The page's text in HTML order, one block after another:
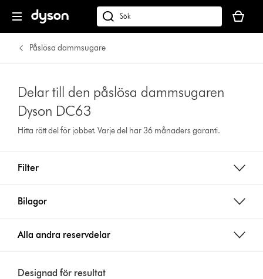
Sök
på
dyson.se
är
tom
Påslösa dammsugare
Delar till den påslösa dammsugaren
Dyson DC63
Hitta rätt del för jobbet. Varje del har 36 månaders garanti.
Filter
Bilagor
Alla andra reservdelar
Designad för resultat